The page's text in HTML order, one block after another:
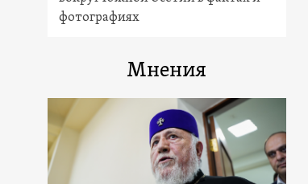
фотографиях
Мнения